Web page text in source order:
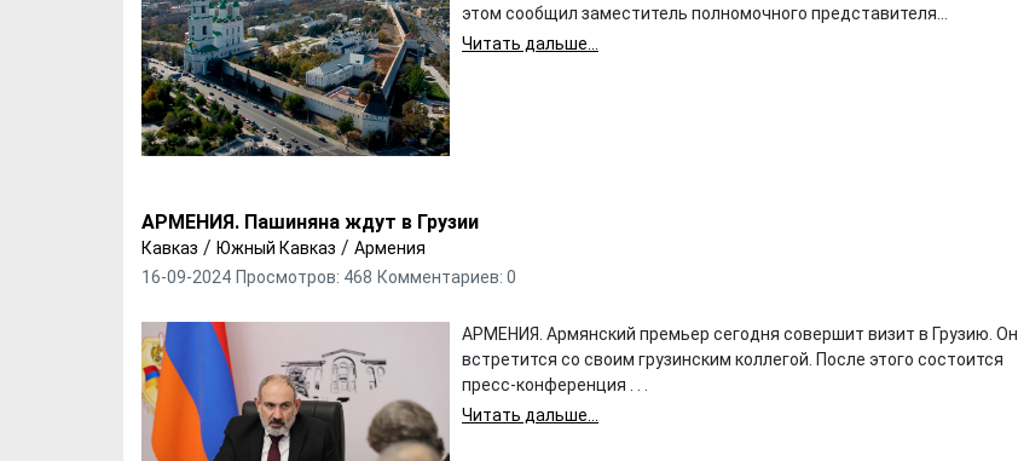
этом сообщил заместитель полномочного представителя...
Читать дальше...
АРМЕНИЯ. Пашиняна ждут в Грузии
Кавказ / Южный Кавказ / Армения
16-09-2024 Просмотров: 468 Комментариев: 0
АРМЕНИЯ. Армянский премьер сегодня совершит визит в Грузию. Он
встретится со своим грузинским коллегой. После этого состоится
пресс-конференция . . .
Читать дальше...